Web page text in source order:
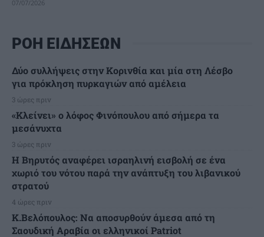
07/07/2026
ΡΟΗ ΕΙΔΗΣΕΩΝ
Δύο συλλήψεις στην Κορινθία και μία στη Λέσβο
για πρόκληση πυρκαγιών από αμέλεια
3 ώρες πριν
«Κλείνει» ο λόφος Φινόπουλου από σήμερα τα
μεσάνυχτα
3 ώρες πριν
Η Βηρυτός αναφέρει ισραηλινή εισβολή σε ένα
χωριό του νότου παρά την ανάπτυξη του λιβανικού
στρατού
4 ώρες πριν
Κ.Βελόπουλος: Να αποσυρθούν άμεσα από τη
Σαουδική Αραβία οι ελληνικοί Patriot